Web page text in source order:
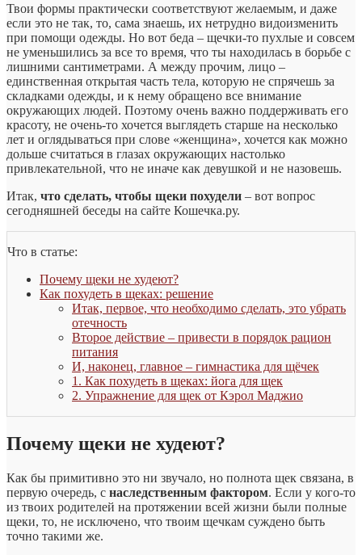
Твои формы практически соответствуют желаемым, и даже
если это не так, то, сама знаешь, их нетрудно видоизменить
при помощи одежды. Но вот беда – щечки-то пухлые и совсем
не уменьшились за все то время, что ты находилась в борьбе с
лишними сантиметрами. А между прочим, лицо –
единственная открытая часть тела, которую не спрячешь за
складками одежды, и к нему обращено все внимание
окружающих людей. Поэтому очень важно поддерживать его
красоту, не очень-то хочется выглядеть старше на несколько
лет и оглядываться при слове «женщина», хочется как можно
дольше считаться в глазах окружающих настолько
привлекательной, что не иначе как девушкой и не назовешь.
Итак, что сделать, чтобы щеки похудели – вот вопрос
сегодняшней беседы на сайте Кошечка.ру.
Что в статье:
Почему щеки не худеют?
Как похудеть в щеках: решение
Итак, первое, что необходимо сделать, это убрать
отечность
Второе действие – привести в порядок рацион
питания
И, наконец, главное – гимнастика для щёчек
1. Как похудеть в щеках: йога для щек
2. Упражнение для щек от Кэрол Маджио
Почему щеки не худеют?
Как бы примитивно это ни звучало, но полнота щек связана, в
первую очередь, с наследственным фактором. Если у кого-то
из твоих родителей на протяжении всей жизни были полные
щеки, то, не исключено, что твоим щечкам суждено быть
точно такими же.